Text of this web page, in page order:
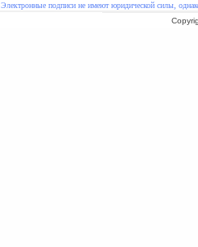
Электронные подписи не имеют юридической силы,